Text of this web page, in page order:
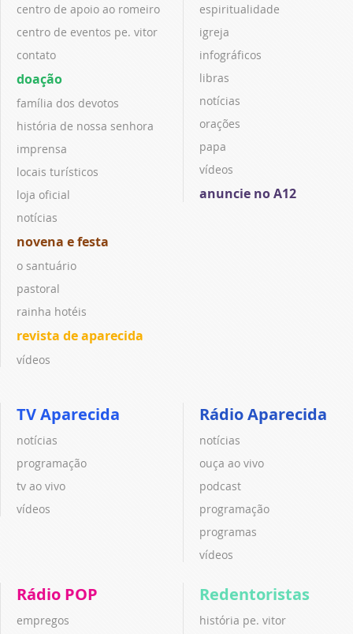
centro de apoio ao romeiro
centro de eventos pe. vitor
contato
doação
família dos devotos
história de nossa senhora
imprensa
locais turísticos
loja oficial
notícias
novena e festa
o santuário
pastoral
rainha hotéis
revista de aparecida
vídeos
espiritualidade
igreja
infográficos
libras
notícias
orações
papa
vídeos
anuncie no A12
TV Aparecida
notícias
programação
tv ao vivo
vídeos
Rádio Aparecida
notícias
ouça ao vivo
podcast
programação
programas
vídeos
Rádio POP
empregos
Redentoristas
história pe. vitor